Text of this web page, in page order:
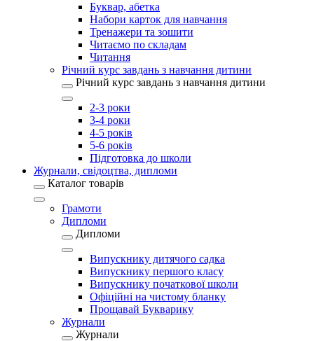
Буквар, абетка
Набори карток для навчання
Тренажери та зошити
Читаємо по складам
Читання
Річний курс завдань з навчання дитини
Річний курс завдань з навчання дитини
2-3 роки
3-4 роки
4-5 років
5-6 років
Підготовка до школи
Журнали, свідоцтва, дипломи
Каталог товарів
Грамоти
Дипломи
Дипломи
Випускнику дитячого садка
Випускнику першого класу
Випускнику початкової школи
Офіційні на чистому бланку
Прощавай Букварику
Журнали
Журнали